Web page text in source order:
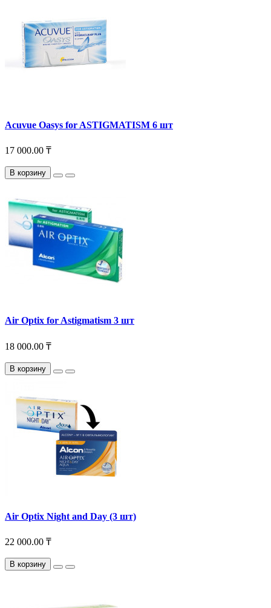
Acuvue Oasys for ASTIGMATISM 6 шт
17 000.00 ₸
В корзину
Air Optix for Astigmatism 3 шт
18 000.00 ₸
В корзину
Air Optix Night and Day (3 шт)
22 000.00 ₸
В корзину